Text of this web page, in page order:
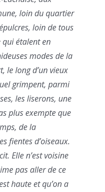
loin du quartier
loin de tous
étalent en
modes de la
le long d’un vieux
grimpent, parmi
les liserons, une
plus exempte que
de la
fientes d’oiseaux.
Elle n’est voisine
pas aller de ce
haute et qu’on a